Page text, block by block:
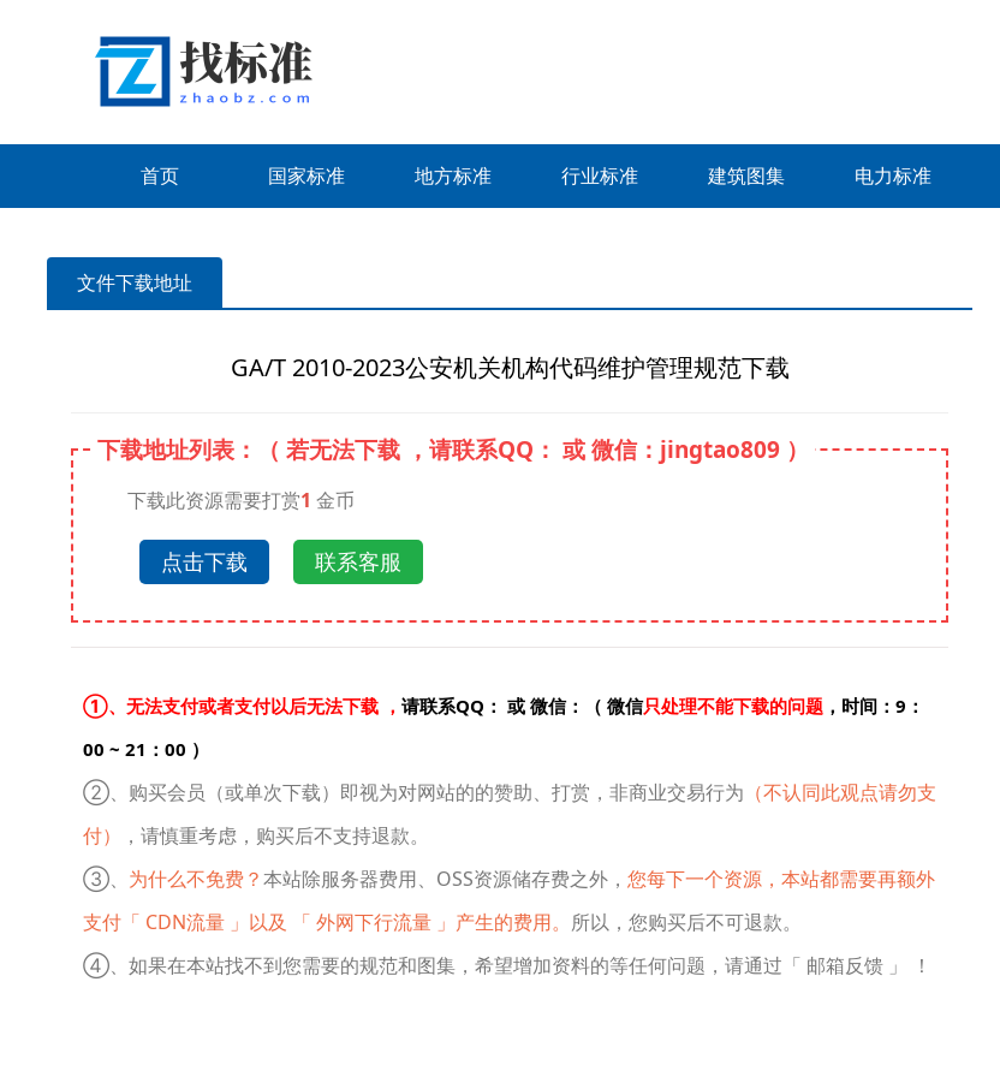
首页 国家标准 地方标准 行业标准 建筑图集 电力标准
文件下载地址
GA/T 2010-2023公安机关机构代码维护管理规范下载
下载地址列表：（ 若无法下载 ，请联系QQ： 或 微信：jingtao809 ）
下载此资源需要打赏1 金币
点击下载 联系客服
①、无法支付或者支付以后无法下载 ， 请联系QQ： 或 微信：（ 微信只处理不能下载的问题 ，时间：9：
00 ~ 21：00 ）
②、购买会员（或单次下载）即视为对网站的的赞助、打赏，非商业交易行为 （不认同此观点请勿支
付）
，请慎重考虑，购买后不支持退款。
③、 为什么不免费？本站除服务器费用、OSS资源储存费之外， 您每下一个资源，本站都需要再额外
支付「 CDN流量 」以及 「 外网下行流量 」产生的费用。 所以，您购买后不可退款。
④、如果在本站找不到您需要的规范和图集，希望增加资料的等任何问题，请通过「 邮箱反馈 」 ！